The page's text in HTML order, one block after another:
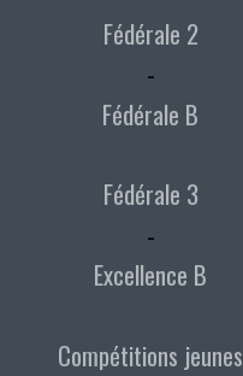
Fédérale 2
-
Fédérale B
Fédérale 3
-
Excellence B
Compétitions jeunes